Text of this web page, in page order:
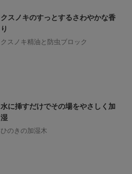
クスノキのすっとするさわやかな香
り
クスノキ精油と防虫ブロック
水に挿すだけでその場をやさしく加
湿
ひのきの加湿木